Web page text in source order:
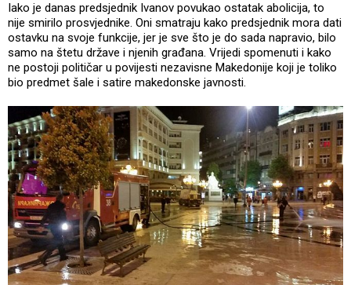
Iako je danas predsjednik Ivanov povukao ostatak abolicija, to
nije smirilo prosvjednike. Oni smatraju kako predsjednik mora dati
ostavku na svoje funkcije, jer je sve što je do sada napravio, bilo
samo na štetu države i njenih građana. Vrijedi spomenuti i kako
ne postoji političar u povijesti nezavisne Makedonije koji je toliko
bio predmet šale i satire makedonske javnosti.